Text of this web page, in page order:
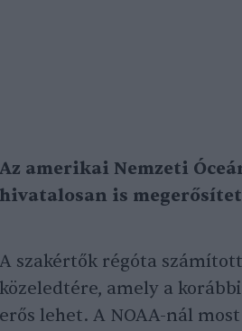
Az amerikai Nemzeti
hivatalosan is
A szakértők régóta
közeledtére, amely a
erős lehet. A NOAA-nál